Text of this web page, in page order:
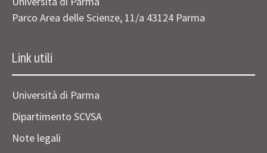
Parco Area delle Scienze, 11/a 43124 Parma
Link utili
Università di Parma
Dipartimento SCVSA
Note legali